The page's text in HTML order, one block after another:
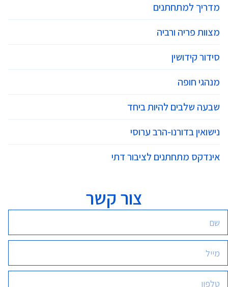
מדריך למתחתנים
מצוות פריה ורביה
סידור קידושין
מנהגי חופה
שבעה שלבים להיות ביחד
נישואין בדורנו-הרב ערוסי
אינדקס מתחתנים לציבור דתי
צור קשר